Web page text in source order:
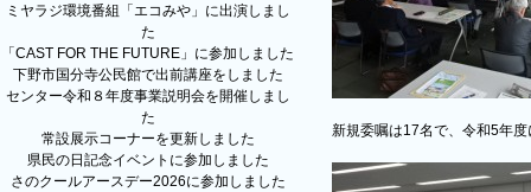
ミヤラジ環境番組「エコみや」に出演しまし
た
「CAST FOR THE FUTURE」に参加しました
下野市国分寺公民館で出前講座をしました
センター令和８年度事業説明会を開催しまし
た
常設展示コーナーを更新しました
県民の日記念イベントに参加しました
さのクールアースデー2026に参加しました
新規委嘱は17名で、令和5年